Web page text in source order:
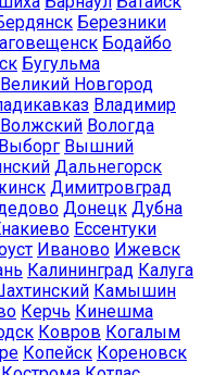
Березники
Бодайбо
Бугульма
Великий Новгород
Владимир
Волжский Вологда
Выборг Вышний
Дальнегорск
Димитровград
Донецк Дубна
Ессентуки
Иваново Ижевск
Калининград Калуга
Камышин
Керчь Кинешма
Ковров Когалым
Копейск Кореновск